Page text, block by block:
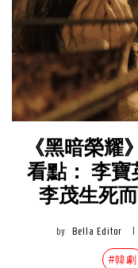
《黑暗榮耀
看點： 李寶
李茂生死
by Bella Editor
#韓劇